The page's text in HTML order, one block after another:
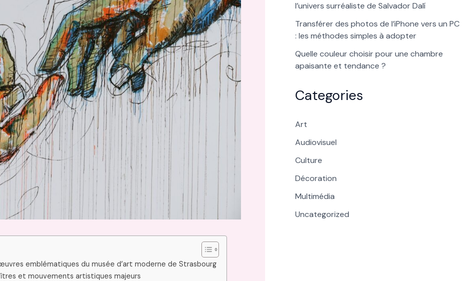
emblématiques du musée d’art moderne de Strasbourg
et mouvements artistiques majeurs
l’univers surréaliste de Salvador Dalí
Transférer des photos de l’iPhone vers un PC
: les méthodes simples à adopter
Quelle couleur choisir pour une chambre
apaisante et tendance ?
Categories
Art
Audiovisuel
Culture
Décoration
Multimédia
Uncategorized